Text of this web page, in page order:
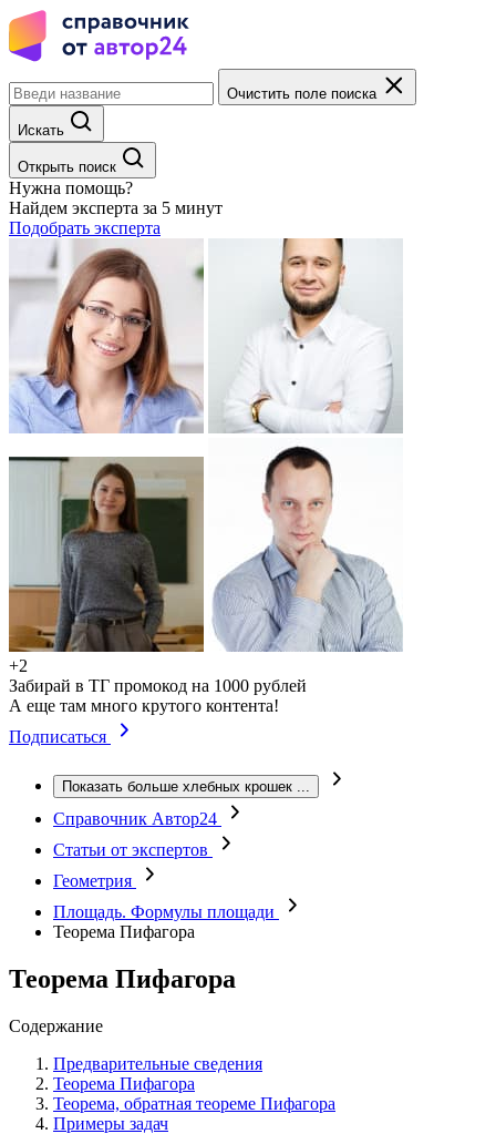
Очистить поле поиска
Искать
Открыть поиск
Нужна помощь?
Найдем эксперта за 5 минут
Подобрать эксперта
+2
Забирай в ТГ промокод на 1000 рублей
А еще там много крутого контента!
Подписаться
Показать больше хлебных крошек ...
Справочник Автор24
Статьи от экспертов
Геометрия
Площадь. Формулы площади
Теорема Пифагора
Теорема Пифагора
Содержание
Предварительные сведения
Теорема Пифагора
Теорема, обратная теореме Пифагора
Примеры задач